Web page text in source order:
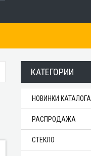
КАТЕГОРИИ
НОВИНКИ КАТАЛОГА
РАСПРОДАЖА
СТЕКЛО